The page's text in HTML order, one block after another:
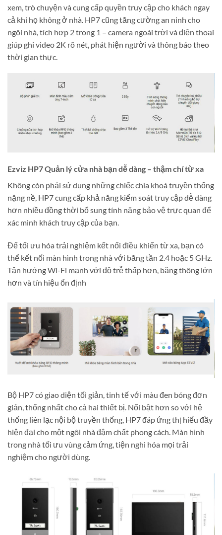
xem, trò chuyện và cung cấp quyền truy cập cho khách ngay
cả khi họ không ở nhà. HP7 cũng tăng cường an ninh cho
ngôi nhà, tích hợp 2 trong 1 – camera ngoài trời và điện thoại
giúp ghi video 2K rõ nét, phát hiện người và thông báo theo
thời gian thực.
Ezviz HP7 Quản lý cửa nhà bạn dễ dàng – thậm chí từ xa
Không còn phải sử dụng những chiếc chìa khoá truyền thống
nặng nề, HP7 cung cấp khả năng kiểm soát truy cập dễ dàng
hơn nhiều đồng thời bổ sung tính năng bảo vệ trực quan để
xác minh khách truy cập của bạn.
Để tối ưu hóa trải nghiệm kết nối điều khiển từ xa, bạn có
thể kết nối màn hình trong nhà với băng tần 2.4 hoặc 5 GHz.
Tận hưởng Wi-Fi mạnh với độ trễ thấp hơn, băng thông lớn
hơn và tín hiệu ổn định
Bộ HP7 có giao diện tối giản, tinh tế với màu đen bóng đơn
giản, thống nhất cho cả hai thiết bị. Nổi bật hơn so với hệ
thống liên lạc nội bộ truyền thống, HP7 đáp ứng thị hiếu đầy
hiện đại cho một ngôi nhà đậm chất phong cách. Màn hình
trong nhà tối ưu vùng cảm ứng, tiện nghi hóa mọi trải
nghiệm cho người dùng.